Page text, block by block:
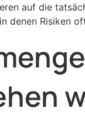
auf die
denen Risiken